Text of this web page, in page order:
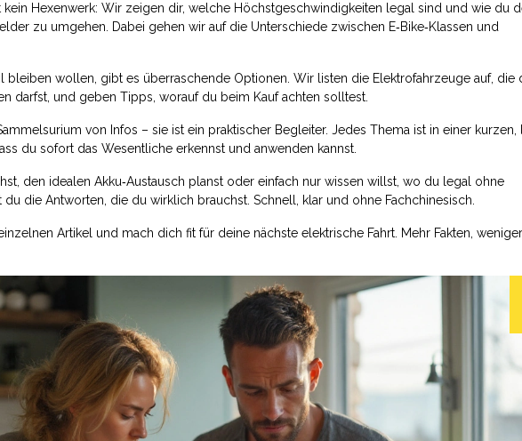
Hexenwerk: Wir zeigen dir, welche Höchstgeschwindigkeiten legal sind und wie du
zu umgehen. Dabei gehen wir auf die Unterschiede zwischen E‑Bike‑Klassen und
bleiben wollen, gibt es überraschende Optionen. Wir listen die Elektrofahrzeuge auf, die
darfst, und geben Tipps, worauf du beim Kauf achten solltest.
von Infos – sie ist ein praktischer Begleiter. Jedes Thema ist in einer kurzen,
du sofort das Wesentliche erkennst und anwenden kannst.
den idealen Akku‑Austausch planst oder einfach nur wissen willst, wo du legal ohne
die Antworten, die du wirklich brauchst. Schnell, klar und ohne Fachchinesisch.
Artikel und mach dich fit für deine nächste elektrische Fahrt. Mehr Fakten, weniger